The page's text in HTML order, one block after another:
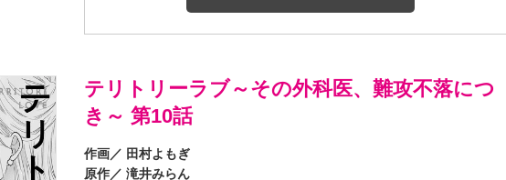
テリトリーラブ～その外科医、難攻不落につ
き～ 第10話
作画／ 田村よもぎ
原作／ 滝井みらん